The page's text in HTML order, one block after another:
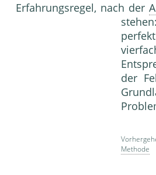
Erfahrungsregel, nach der
der
Methode